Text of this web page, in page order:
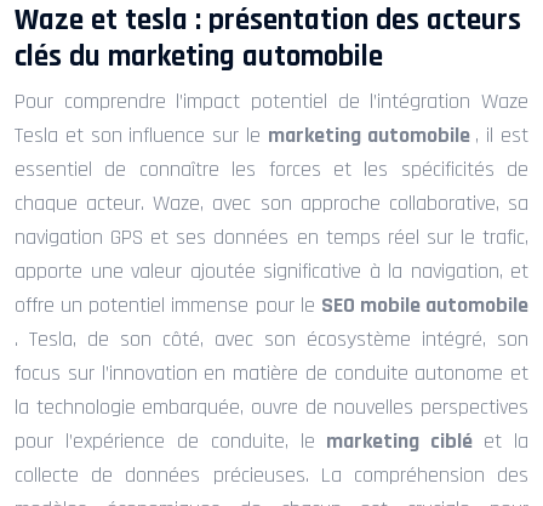
Waze et tesla : présentation des acteurs
clés du marketing automobile
Pour comprendre l’impact potentiel de l’intégration Waze
Tesla et son influence sur le marketing automobile , il est
essentiel de connaître les forces et les spécificités de
chaque acteur. Waze, avec son approche collaborative, sa
navigation GPS et ses données en temps réel sur le trafic,
apporte une valeur ajoutée significative à la navigation, et
offre un potentiel immense pour le SEO mobile automobile
. Tesla, de son côté, avec son écosystème intégré, son
focus sur l’innovation en matière de conduite autonome et
la technologie embarquée, ouvre de nouvelles perspectives
pour l’expérience de conduite, le marketing ciblé et la
collecte de données précieuses. La compréhension des